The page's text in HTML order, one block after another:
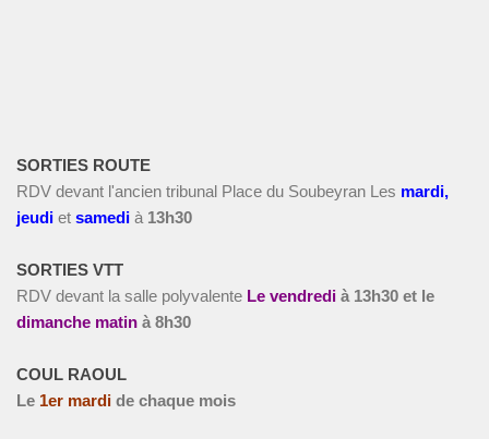
SORTIES ROUTE
RDV devant l'ancien tribunal Place du Soubeyran Les mardi,
jeudi et samedi à 13h30
SORTIES VTT
RDV devant la salle polyvalente Le vendredi à 13h30 et le
dimanche matin à 8h30
COUL RAOUL
Le 1er mardi de chaque mois